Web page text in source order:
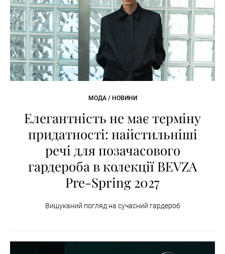
МОДА / НОВИНИ
Елегантність не має терміну
придатності: найстильніші
речі для позачасового
гардероба в колекції BEVZA
Pre-Spring 2027
Вишуканий погляд на сучасний гардероб